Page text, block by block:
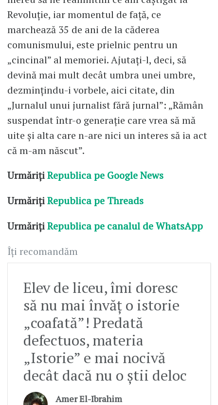
Revoluție, iar momentul de față, ce
marchează 35 de ani de la căderea
comunismului, este prielnic pentru un
„cincinal” al memoriei. Ajutați-l, deci, să
devină mai mult decât umbra unei umbre,
dezmințindu-i vorbele, aici citate, din
„Jurnalul unui jurnalist fără jurnal”: „Rămân
suspendat într-o generație care vrea să mă
uite și alta care n-are nici un interes să ia act
că m-am născut”.
UrmărițiRepublica pe Google News
UrmărițiRepublica pe Threads
UrmărițiRepublica pe canalul de WhatsApp
Îți recomandăm
Elev de liceu, îmi doresc
să nu mai învăț o istorie
„coafată”! Predată
defectuos, materia
„Istorie” e mai nocivă
decât dacă nu o știi deloc
Amer El-Ibrahim